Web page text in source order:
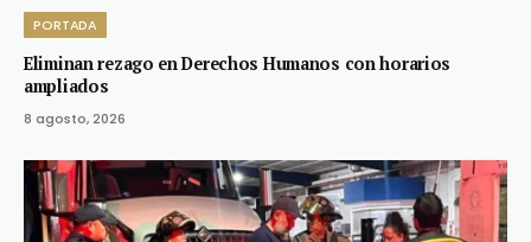
PORTADA
Eliminan rezago en Derechos Humanos con horarios
ampliados
8 agosto, 2026